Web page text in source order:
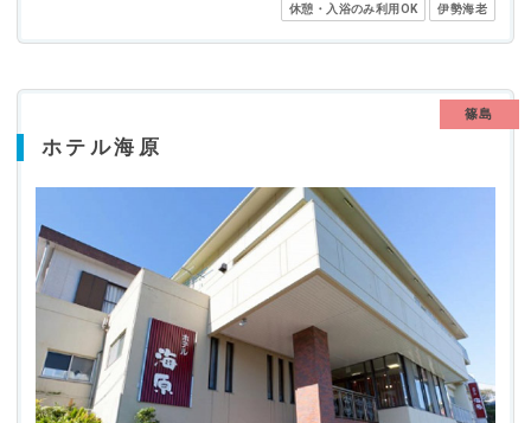
休憩・入浴のみ利用OK 伊勢海老
ホテル海原
篠島